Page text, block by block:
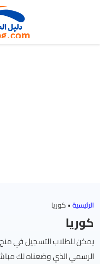
الرئيسية•كوريا
كوريا
يمكن للطلاب التسجيل في
الرسمي الذي وضعناه لك